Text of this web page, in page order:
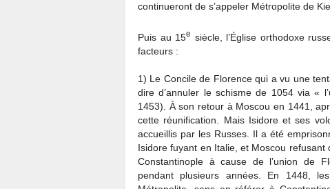
continueront de s’appeler Métropolite de
Puis au 15e siècle, l’Église orthodoxe
facteurs :
1) Le Concile de Florence qui a vu une
dire d’annuler le schisme de 1054 via «
1453). À son retour à Moscou en 1441,
cette réunification. Mais Isidore et ses
accueillis par les Russes. Il a été
Isidore fuyant en Italie, et Moscou
Constantinople à cause de l’union de
pendant plusieurs années. En 1448,